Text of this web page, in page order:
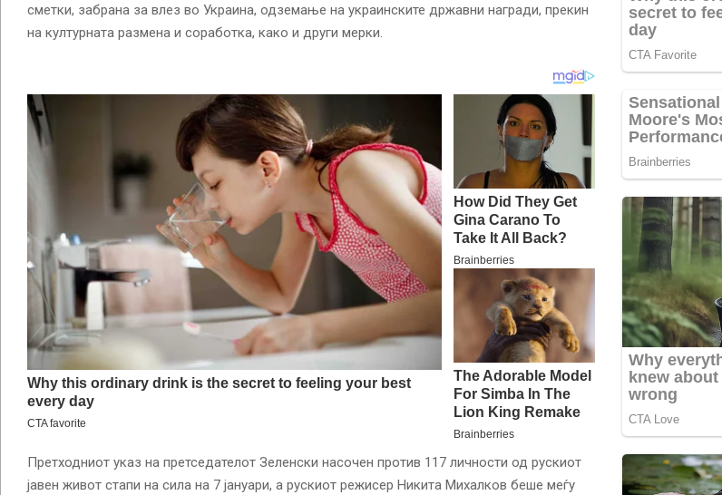
сметки, забрана за влез во Украина, одземање на украинските државни награди, прекин
на културната размена и соработка, како и други мерки.
Претходниот указ на претседателот Зеленски насочен против 117 личности од рускиот
јавен живот стапи на сила на 7 јануари, а рускиот режисер Никита Михалков беше меѓу